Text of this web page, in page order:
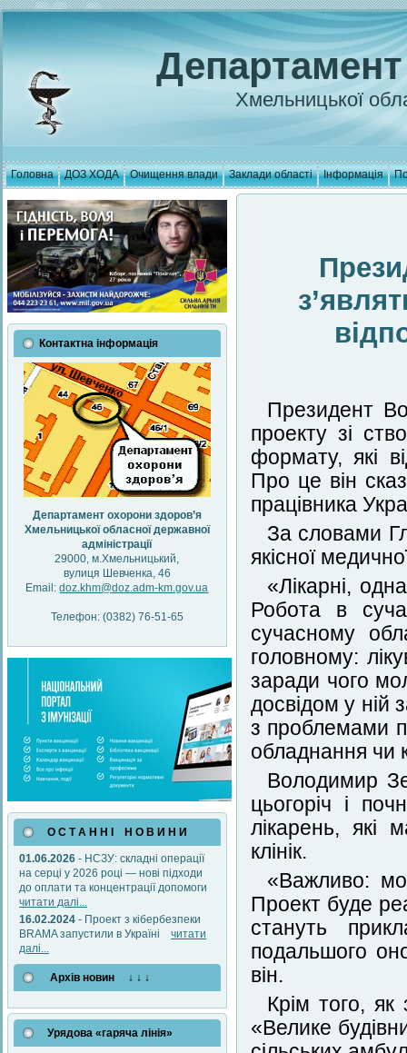
Хмельницької
Головна ДОЗ ХОДА Очищення влади Заклади області Інформація
Контактна інформація
Департамент охорони здоров’я
Хмельницької обласної державної
адміністрації
29000, м.Хмельницький,
вулиця Шевченка, 46
Email:doz.khm@doz.adm-km.gov.ua
Телефон: (0382) 76-51-65
О С Т А Н Н І Н О В И Н И
01.06.2026 - НСЗУ: складні операції
на серці у 2026 році — нові підходи
до оплати та концентрації допомоги
читати далі...
16.02.2024 - Проект з кібербезпеки
BRAMA запустили в Україні читати
далі...
Архів новин ↓ ↓ ↓
Урядова «гаряча лінія»
Президент
проекту зі
формату, які
Про це він
працівника
За словами
якісної
«Лікарні,
Робота в
сучасному
головному:
заради чого
досвідом у ній
з проблемами
обладнання чи
Володимир
цьогоріч і
лікарень, які
клінік.
«Важливо:
Проект буде
стануть
подальшого
він.
Крім того,
«Велике